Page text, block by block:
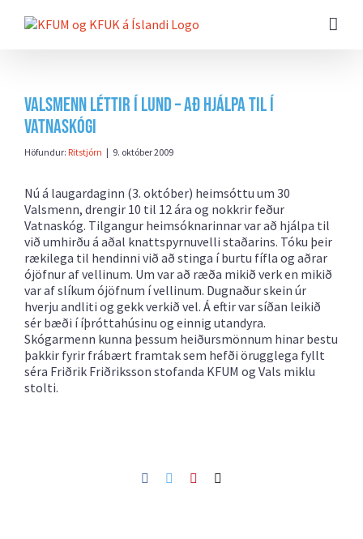
beint
Valsmenn léttir í lund – að hjálpa til í
Vatnaskógi
Höfundur: Ritstjórn | 9. október 2009
Nú á laugardaginn (3. október) heimsóttu um 30
Valsmenn, drengir 10 til 12 ára og nokkrir feður
Vatnaskóg. Tilgangur heimsóknarinnar var að hjálpa til
við umhirðu á aðal knattspyrnuvelli staðarins. Tóku þeir
rækilega til hendinni við að stinga í burtu fífla og aðrar
ójöfnur af vellinum. Um var að ræða mikið verk en mikið
var af slíkum ójöfnum í vellinum. Dugnaður skein úr
hverju andliti og gekk verkið vel. Á eftir var síðan leikið
sér bæði í íþróttahúsinu og einnig utandyra.
Skógarmenn kunna þessum heiðursmönnum hinar bestu
þakkir fyrir frábært framtak sem hefði örugglega fyllt
séra Friðrik Friðriksson stofanda KFUM og Vals miklu
stolti.
Facebook
TwitterPinterest